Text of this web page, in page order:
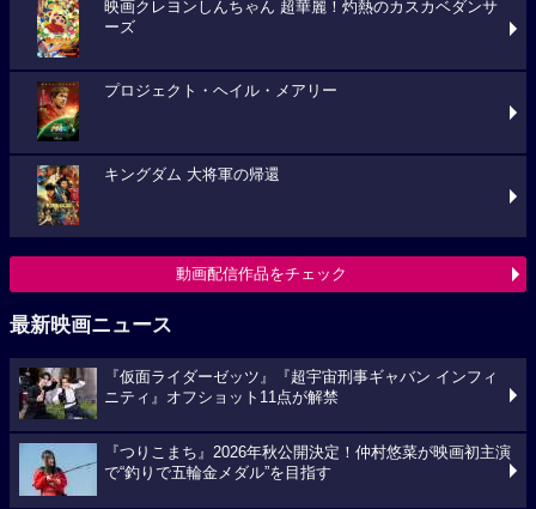
映画クレヨンしんちゃん 超華麗！灼熱のカスカベダンサ
ーズ
プロジェクト・ヘイル・メアリー
キングダム 大将軍の帰還
動画配信作品をチェック
最新映画ニュース
『仮面ライダーゼッツ』『超宇宙刑事ギャバン インフィ
ニティ』オフショット11点が解禁
『つりこまち』2026年秋公開決定！仲村悠菜が映画初主演
で“釣りで五輪金メダル”を目指す